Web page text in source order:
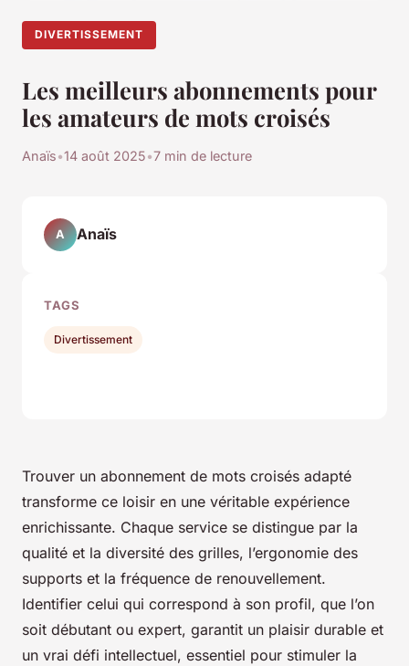
DIVERTISSEMENT
Les meilleurs abonnements pour
les amateurs de mots croisés
Anaïs•14 août 2025•7 min de lecture
Trouver un abonnement de mots croisés adapté
transforme ce loisir en une véritable expérience
enrichissante. Chaque service se distingue par la
qualité et la diversité des grilles, l’ergonomie des
supports et la fréquence de renouvellement.
Identifier celui qui correspond à son profil, que l’on
soit débutant ou expert, garantit un plaisir durable et
un vrai défi intellectuel, essentiel pour stimuler la
A Anaïs
TAGS
Divertissement